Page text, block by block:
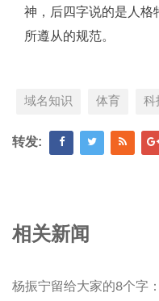
神，后四字说的是人格
所遵从的规范。
域名知识 体育 科
转发:
相关新闻
杨振宁留给大家的8个字